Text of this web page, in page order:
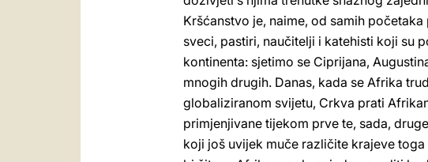
Kršćanstvo je, naime, od samih
sveci, pastiri, naučitelji i katehisti koji su
kontinenta: sjetimo se Ciprijana,
mnogih drugih. Danas, kada se Afrika
globaliziranom svijetu, Crkva prati
primjenjivane tijekom prve te, sada,
koji još uvijek muče različite krajeve